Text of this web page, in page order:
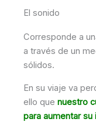
El sonido
Corresponde a
a través de un
sólidos.
En su viaje va
ello que nuestro
para aumentar su